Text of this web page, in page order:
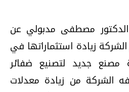
الدكتور مصطفى مدبولي عن
زيادة استثماراتها في
مصنع جديد لتصنيع ضفائر
الشركة من زيادة معدلات